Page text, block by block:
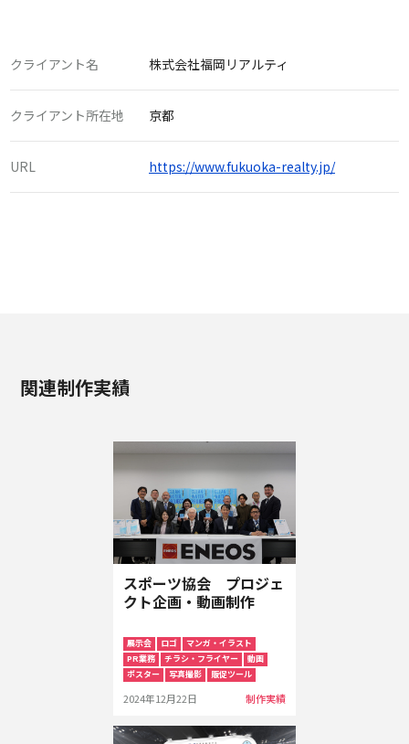
クライアント名 株式会社福岡リアルティ
クライアント所在地 京都
URL https://www.fukuoka-realty.jp/
関連制作実績
スポーツ協会 プロジェ
クト企画・動画制作
展示会 ロゴ
マンガ・イラスト
PR業務
チラシ・フライヤー
動画
ポスター
写真撮影 販促ツール
2024年12月22日 制作実績